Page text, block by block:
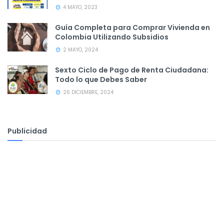
4 MAYO, 2023
Guía Completa para Comprar Vivienda en
Colombia Utilizando Subsidios
2 MAYO, 2024
Sexto Ciclo de Pago de Renta Ciudadana:
Todo lo que Debes Saber
26 DICIEMBRE, 2024
Publicidad